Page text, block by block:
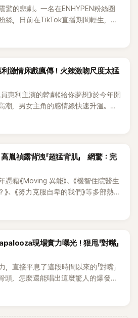
驚的悲劇。一名在ENHYPEN粉絲圈
絲，日前在TikTok直播期間輕生，最
震驚韓網，也讓不少粉絲湧入社群平
利激情床戲瘋傳！火辣激吻尺度太猛
惠利主演的韓劇《給你夢想》於今年開
潮，男女主角的感情線快速升溫。最
辣吻戲，更接連出現床戲橋段，讓
胤禎露背洩「超猛背肌」 網驚：完
藉《Moving 異能》、《機智住院醫生
》、《努力克服自卑的我們》等多部熱門
女神代表，不僅演技備受肯定，精緻
膀線條，反差感十足，讓不少網友看
猛！」現場實力曝光！狠甩「對嘴」
直接平息了這段時間以來的「對嘴」
頭，怎麼還能唱出這麼驚人的爆發力